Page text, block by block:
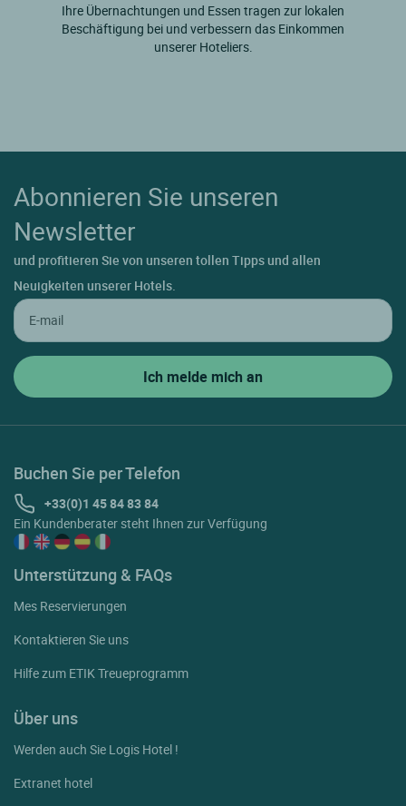
Ihre Übernachtungen und Essen tragen zur lokalen
Beschäftigung bei und verbessern das Einkommen
unserer Hoteliers.
Abonnieren Sie unseren
Newsletter
und profitieren Sie von unseren tollen Tipps und allen
Neuigkeiten unserer Hotels.
Buchen Sie per Telefon
+33(0)1 45 84 83 84
Ein Kundenberater steht Ihnen zur Verfügung
Unterstützung & FAQs
Mes Reservierungen
Kontaktieren Sie uns
Hilfe zum ETIK Treueprogramm
Über uns
Werden auch Sie Logis Hotel !
Extranet hotel